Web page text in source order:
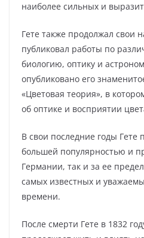
наиболее сильных и
Гете также продолжал свои
публиковал работы по
биологию, оптику и
опубликовано его
«Цветовая теория», в
об оптике и восприятии
В свои последние годы Гете
большей популярностью и
Германии, так и за ее
самых известных и
времени.
После смерти Гете в 1832